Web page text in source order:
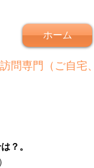
ホーム
訪問専門（ご自宅
？。